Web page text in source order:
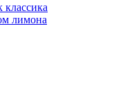
лимона